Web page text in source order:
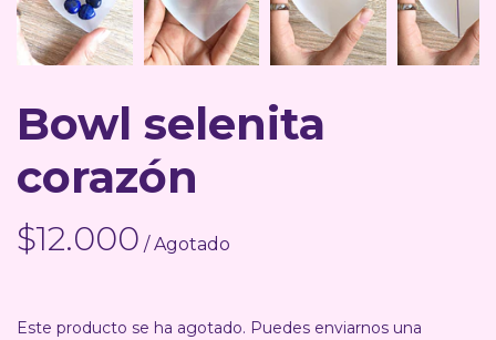
Bowl selenita
corazón
$12.000 / Agotado
Este producto se ha agotado. Puedes enviarnos una